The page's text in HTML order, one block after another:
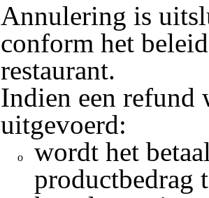
Annulering is
conform het
restaurant.
Indien een refund
uitgevoerd:
wordt het
productbedrag